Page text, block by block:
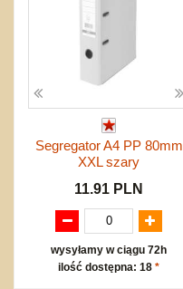
Segregator A4 PP 80mm
XXL szary
11.91 PLN
wysyłamy w ciągu 72h
ilość dostępna: 18 *